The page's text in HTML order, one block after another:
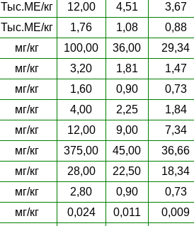
Тыс.МЕ/кг 12,00 4,51
3,67
Тыс.МЕ/кг 1,76 1,08
0,88
мг/кг 100,00 36,00
29,34
мг/кг 3,20 1,81
1,47
мг/кг 1,60 0,90
0,73
мг/кг 4,00 2,25
1,84
мг/кг 12,00 9,00
7,34
мг/кг 375,00 45,00
36,66
мг/кг 28,00 22,50
18,34
мг/кг 2,80 0,90
0,73
мг/кг 0,024 0,011
0,009